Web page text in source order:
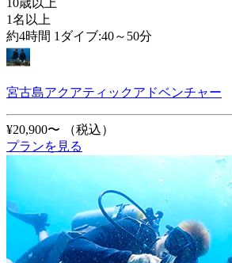
1名以上
約4時間 1ダイブ:40～50分
宮古島アクアティックアドベンチャー
¥20,900〜
（税込）
プランを見る